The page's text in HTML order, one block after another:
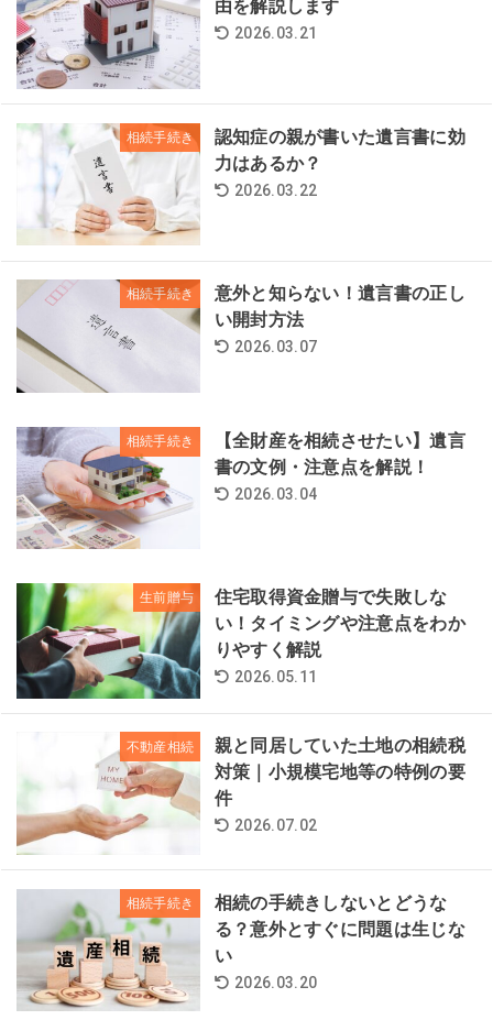
由を解説します
2026.03.21
相続手続き
認知症の親が書いた遺言書に効
力はあるか？
2026.03.22
相続手続き
意外と知らない！遺言書の正し
い開封方法
2026.03.07
相続手続き
【全財産を相続させたい】遺言
書の文例・注意点を解説！
2026.03.04
生前贈与
住宅取得資金贈与で失敗しな
い！タイミングや注意点をわか
りやすく解説
2026.05.11
不動産相続
親と同居していた土地の相続税
対策｜小規模宅地等の特例の要
件
2026.07.02
相続手続き
相続の手続きしないとどうな
る？意外とすぐに問題は生じな
い
2026.03.20